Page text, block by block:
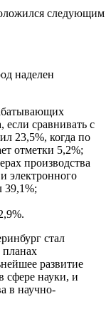
следующим
наделен
если сравнивать с
23,5%, когда по
отметки 5,2%;
производства
электронного
39,1%;
стал
развитие
сфере науки, и
в научно-